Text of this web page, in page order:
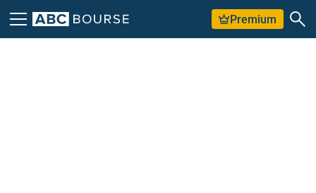
Premium